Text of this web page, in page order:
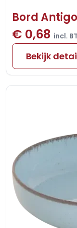
Bord
€ 0,68 incl.
Bekijk